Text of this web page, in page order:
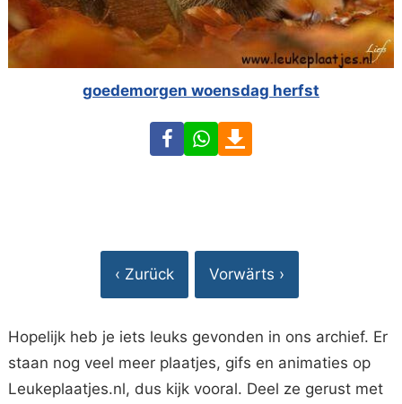
goedemorgen woensdag herfst
FacebookWhatsApp
‹ Zurück Vorwärts ›
Hopelijk heb je iets leuks gevonden in ons archief. Er
staan nog veel meer plaatjes, gifs en animaties op
Leukeplaatjes.nl, dus kijk vooral. Deel ze gerust met